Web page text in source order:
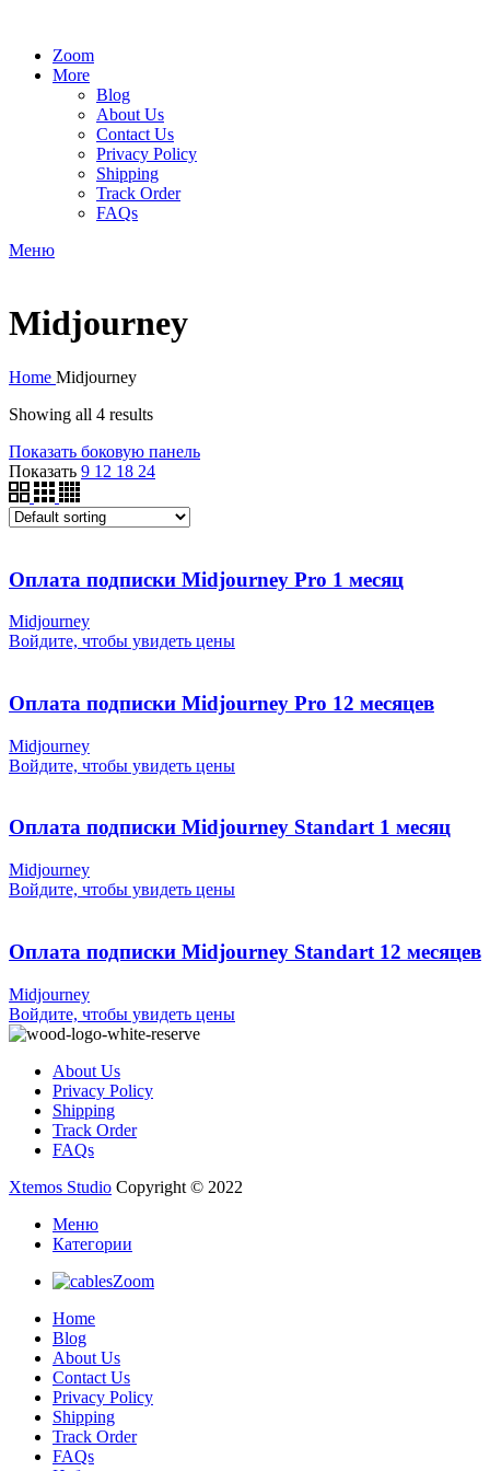
Zoom
More
Blog
About Us
Contact Us
Privacy Policy
Shipping
Track Order
FAQs
Меню
Midjourney
Home Midjourney
Showing all 4 results
Показать боковую панель
Показать 9 12 18 24
Оплата подписки Midjourney Pro 1 месяц
Midjourney
Войдите, чтобы увидеть цены
Оплата подписки Midjourney Pro 12 месяцев
Midjourney
Войдите, чтобы увидеть цены
Оплата подписки Midjourney Standart 1 месяц
Midjourney
Войдите, чтобы увидеть цены
Оплата подписки Midjourney Standart 12 месяцев
Midjourney
Войдите, чтобы увидеть цены
About Us
Privacy Policy
Shipping
Track Order
FAQs
Xtemos Studio Copyright © 2022
Меню
Категории
Zoom
Home
Blog
About Us
Contact Us
Privacy Policy
Shipping
Track Order
FAQs